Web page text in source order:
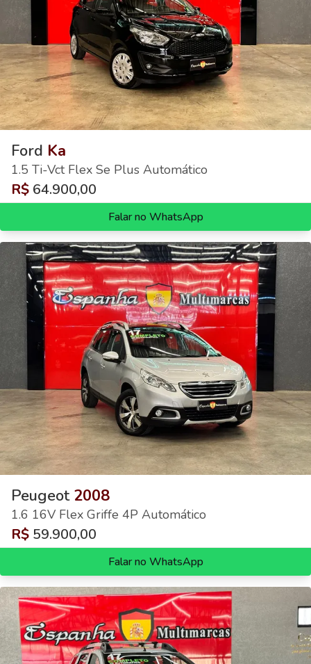
Ford Ka
1.5 Ti-Vct Flex Se Plus Automático
R$ 64.900,00
Falar no WhatsApp
Peugeot 2008
1.6 16V Flex Griffe 4P Automático
R$ 59.900,00
Falar no WhatsApp